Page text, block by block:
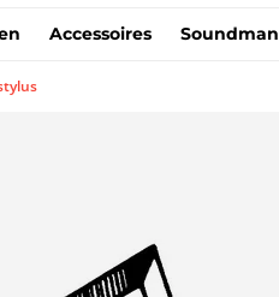
Accessoires Soundman